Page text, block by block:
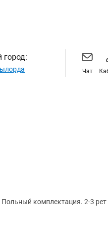
город:
Чат
Польный комплектация. 2-3